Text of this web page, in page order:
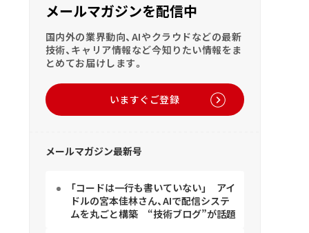
メールマガジンを配信中
国内外の業界動向、AIやクラウドなどの最新
技術、キャリア情報など今知りたい情報をま
とめてお届けします。
いますぐご登録
メールマガジン最新号
「コードは一行も書いていない」 アイ
ドルの宮本佳林さん、AIで配信システ
ムを丸ごと構築 “技術ブログ”が話題